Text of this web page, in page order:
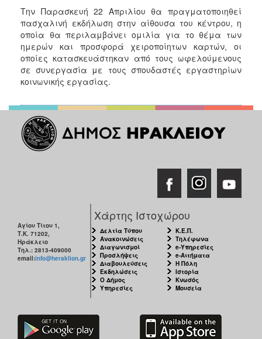
ΤΟΠΟΣ
ΠΟΛΙΤΙΣΜΟΣ
ΑΝΘΕΚΤΙΚΗ
ΠΟΛΗ
Την Παρασκευή 22 Απριλίου θα πραγματοποιηθεί
πασχαλινή εκδήλωση στην αίθουσα του κέντρου, η
οποία θα περιλαμβάνει ομιλία για το θέμα των
ημερών και προσφορά χειροποίητων καρτών, οι
οποίες κατασκευάστηκαν από τους ωφελούμενους
σε συνεργασία με τους σπουδαστές εργαστηρίων
κοινωνικής εργασίας.
Αγίου Τίτου 1,
Τ.Κ. 71202,
Ηράκλειο
Τηλ.: 2813-409000
email:info@heraklion.gr
Χάρτης Ιστοχώρου
Δελτία Τύπου
Ανακοινώσεις
Διαγωνισμοί
Προσλήψεις
Διαβουλεύσεις
Εκδηλώσεις
Ο Δήμος
Υπηρεσίες
Κ.Ε.Π.
Τηλέφωνα
e-Υπηρεσίες
e-Αιτήματα
Η Πόλη
Ιστορία
Κνωσός
Μουσεία